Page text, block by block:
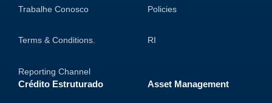
Trabalhe Conosco
Terms & Conditions.
Reporting Channel
Policies
RI
Crédito Estruturado Asset Management